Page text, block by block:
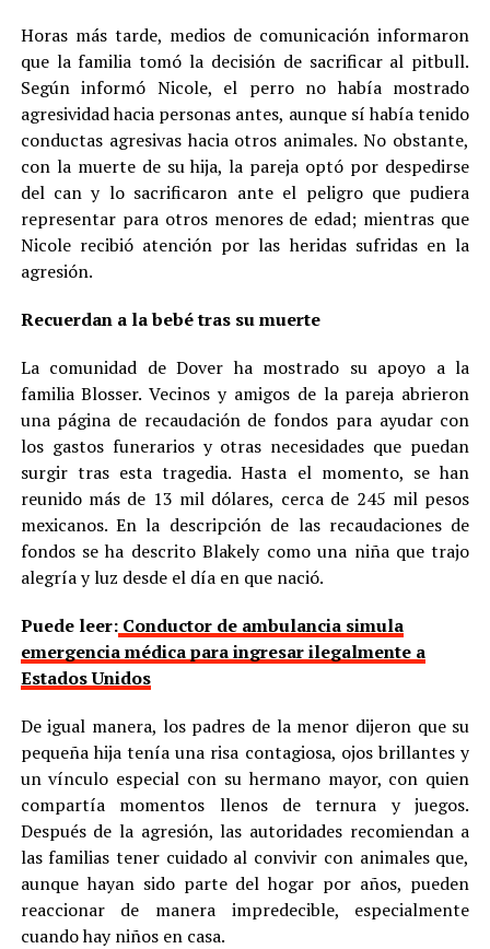
Horas más tarde, medios de comunicación informaron
que la familia tomó la decisión de sacrificar al pitbull.
Según informó Nicole, el perro no había mostrado
agresividad hacia personas antes, aunque sí había tenido
conductas agresivas hacia otros animales. No obstante,
con la muerte de su hija, la pareja optó por despedirse
del can y lo sacrificaron ante el peligro que pudiera
representar para otros menores de edad; mientras que
Nicole recibió atención por las heridas sufridas en la
agresión.
Recuerdan a la bebé tras su muerte
La comunidad de Dover ha mostrado su apoyo a la
familia Blosser. Vecinos y amigos de la pareja abrieron
una página de recaudación de fondos para ayudar con
los gastos funerarios y otras necesidades que puedan
surgir tras esta tragedia. Hasta el momento, se han
reunido más de 13 mil dólares, cerca de 245 mil pesos
mexicanos. En la descripción de las recaudaciones de
fondos se ha descrito Blakely como una niña que trajo
alegría y luz desde el día en que nació.
Puede leer:Conductor de ambulancia simula
emergencia médica para ingresar ilegalmente a
Estados Unidos
De igual manera, los padres de la menor dijeron que su
pequeña hija tenía una risa contagiosa, ojos brillantes y
un vínculo especial con su hermano mayor, con quien
compartía momentos llenos de ternura y juegos.
Después de la agresión, las autoridades recomiendan a
las familias tener cuidado al convivir con animales que,
aunque hayan sido parte del hogar por años, pueden
reaccionar de manera impredecible, especialmente
cuando hay niños en casa.